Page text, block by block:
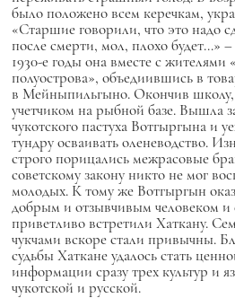
было положено всем керечкам,
«Старшие говорили, что это надо
после смерти, мол, плохо будет…»
1930-е годы она вместе с жителями
полуострова», объедиившись в
в Мейныпильгыно. Окончив школу,
учетчиком на рыбной базе. Вышла
чукотского пастуха Вотгыргына и
тундру осваивать оленеводство.
строго порицались межрасовые
советскому закону никто не мог
молодых. К тому же Вотгыргын
добрым и отзывчивым человеком и
приветливо встретили Хаткану.
чукчами вскоре стали привычны.
судьбы Хаткане удалось стать
информации сразу трех культур и
чукотской и русской.